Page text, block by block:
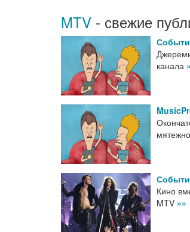
MTV - свежие
канала
Кино
MTV »»